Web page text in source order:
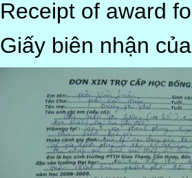
Receipt of award
Giấy biên nhận